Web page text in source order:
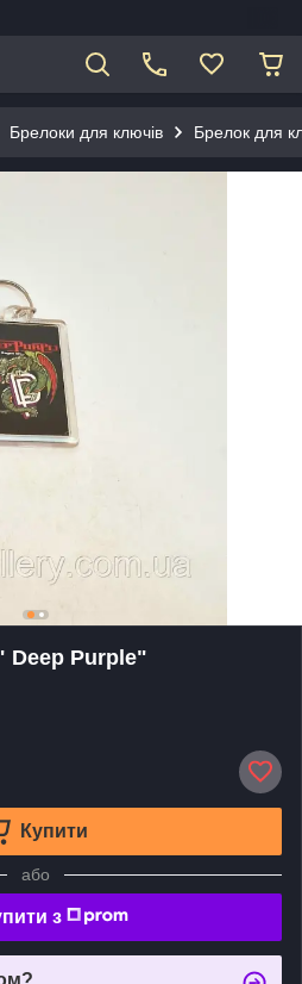
Брелоки для ключів Брелок для
Deep Purple"
Купити
або
з